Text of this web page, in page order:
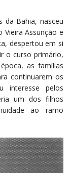
da Bahia, nasceu
Assunção e
despertou em si
o curso primário,
as famílias
continuarem os
interesse pelos
um dos filhos
ao ramo